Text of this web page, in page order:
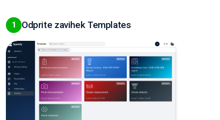
1 Odprite zavihek Templates